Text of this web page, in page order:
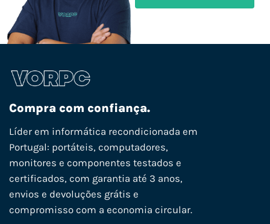
Compra com confiança.
Líder em informática recondicionada em
Portugal: portáteis, computadores,
monitores e componentes testados e
certificados, com garantia até 3 anos,
envios e devoluções grátis e
compromisso com a economia circular.